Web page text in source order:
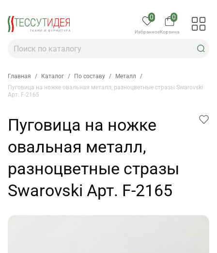
0
Избранное
0
Корзина
Главная / Каталог / По составу / Металл
/
Пуговица на ножке овальная металл, разноцветные стразы Swarovski
Арт. F-2165
Пуговица на ножке
овальная металл,
разноцветные стразы
Swarovski Арт. F-2165